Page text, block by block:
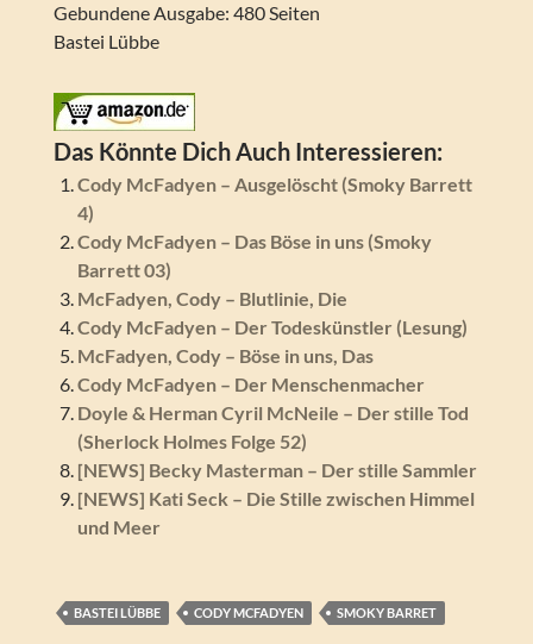
Gebundene Ausgabe: 480 Seiten
Bastei Lübbe
Das Könnte Dich Auch Interessieren:
Cody McFadyen – Ausgelöscht (Smoky Barrett
4)
Cody McFadyen – Das Böse in uns (Smoky
Barrett 03)
McFadyen, Cody – Blutlinie, Die
Cody McFadyen – Der Todeskünstler (Lesung)
McFadyen, Cody – Böse in uns, Das
Cody McFadyen – Der Menschenmacher
Doyle & Herman Cyril McNeile – Der stille Tod
(Sherlock Holmes Folge 52)
[NEWS] Becky Masterman – Der stille Sammler
[NEWS] Kati Seck – Die Stille zwischen Himmel
und Meer
BASTEI LÜBBE CODY MCFADYEN SMOKY BARRET